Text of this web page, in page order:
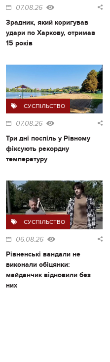
07.08.26
Зрадник, який коригував
удари по Харкову, отримав
15 років
СУСПІЛЬСТВО
07.08.26
Три дні поспіль у Рівному
фіксують рекордну
температуру
СУСПІЛЬСТВО
06.08.26
Рівненські вандали не
виконали обіцянки:
майданчик відновили без
них